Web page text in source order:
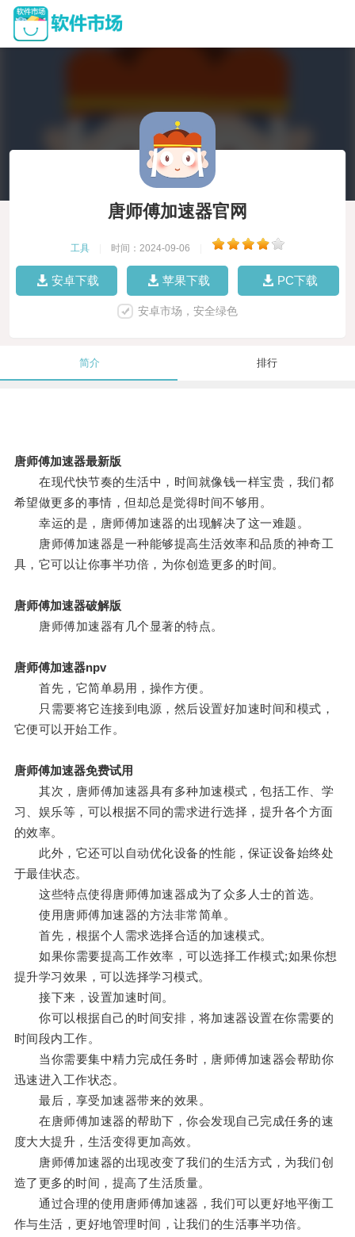
唐师傅加速器官网
工具 时间：2024-09-06
安卓下载 苹果下载 PC下载
安卓市场，安全绿色
简介 排行
唐师傅加速器最新版
在现代快节奏的生活中，时间就像钱一样宝贵，我们都
希望做更多的事情，但却总是觉得时间不够用。
幸运的是，唐师傅加速器的出现解决了这一难题。
唐师傅加速器是一种能够提高生活效率和品质的神奇工
具，它可以让你事半功倍，为你创造更多的时间。
唐师傅加速器破解版
唐师傅加速器有几个显著的特点。
唐师傅加速器npv
首先，它简单易用，操作方便。
只需要将它连接到电源，然后设置好加速时间和模式，
它便可以开始工作。
唐师傅加速器免费试用
其次，唐师傅加速器具有多种加速模式，包括工作、学
习、娱乐等，可以根据不同的需求进行选择，提升各个方面
的效率。
此外，它还可以自动优化设备的性能，保证设备始终处
于最佳状态。
这些特点使得唐师傅加速器成为了众多人士的首选。
使用唐师傅加速器的方法非常简单。
首先，根据个人需求选择合适的加速模式。
如果你需要提高工作效率，可以选择工作模式;如果你想
提升学习效果，可以选择学习模式。
接下来，设置加速时间。
你可以根据自己的时间安排，将加速器设置在你需要的
时间段内工作。
当你需要集中精力完成任务时，唐师傅加速器会帮助你
迅速进入工作状态。
最后，享受加速器带来的效果。
在唐师傅加速器的帮助下，你会发现自己完成任务的速
度大大提升，生活变得更加高效。
唐师傅加速器的出现改变了我们的生活方式，为我们创
造了更多的时间，提高了生活质量。
通过合理的使用唐师傅加速器，我们可以更好地平衡工
作与生活，更好地管理时间，让我们的生活事半功倍。